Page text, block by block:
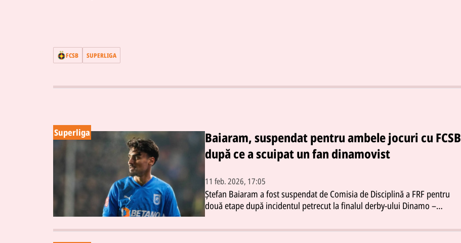
FCSB SUPERLIGA
Superliga
Baiaram, suspendat pentru ambele jocuri cu FCSB
după ce a scuipat un fan dinamovist
11 feb. 2026, 17:05
Ștefan Baiaram a fost suspendat de Comisia de Disciplină a FRF pentru
două etape după incidentul petrecut la finalul derby-ului Dinamo –
februarie iar atacantul oltenilor va rata următoarele două jocuri